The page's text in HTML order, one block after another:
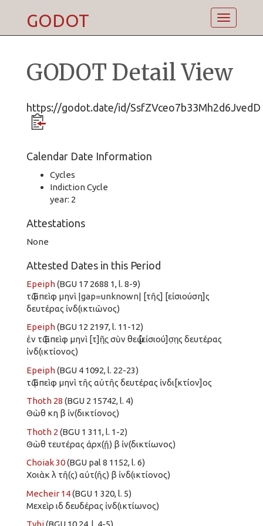
Toggle
GODOT
GODOT Detail View
https://godot.date/id/SsfZVceo7b33Mh2d6JvedD
Calendar Date Information
Cycles
Indiction Cycle
year: 2
Attestations
None
Attested Dates in this Period
Epeiph(BGU 17 2688 1, l. 8-9)
τῷ Ἐπεὶφ μηνὶ |gap=unknown| [τῆς] [εἰσιούση]ς
δευτέρας ἰνδ(ικτιῶνος)
Epeiph(BGU 12 2197, l. 11-12)
ἐν τῷ Ἐπεὶφ μηνὶ [τ]ῆ̣ς̣ σὺν θεῷ [εἰσιού]σ̣η̣ς δευτέρας
ἰνδ(ικτίονος)
Epeiph(BGU 4 1092, l. 22-23)
τῷ Ἐπεὶφ μηνὶ τῆς αὐτῆς δευτέρας ἰνδι[κτίον]ος
Thoth 28 (BGU 2 15742, l. 4)
Θὼθ κη β ἰν(δικτίονος)
Thoth 2 (BGU 1 311, l. 1-2)
Θὼθ τευτέρας ἀρχ(ῇ) β ἰν(δικτίωνος)
Choiak 30(BGU pal 8 1152, l. 6)
Χοιὰκ λ τῆ(ς) αὐτ(ῆς) β ἰνδ(ικτίονος)
Mecheir 14(BGU 1 320, l. 5)
Μεχεὶρ ιδ δευδέρας ἰνδ(ικτίωνος)